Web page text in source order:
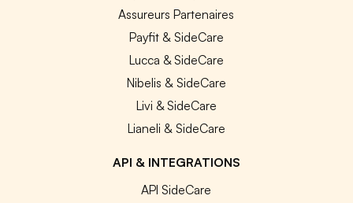
Assureurs Partenaires
Payfit & SideCare
Lucca & SideCare
Nibelis & SideCare
Livi & SideCare
Lianeli & SideCare
API & INTEGRATIONS
API SideCare